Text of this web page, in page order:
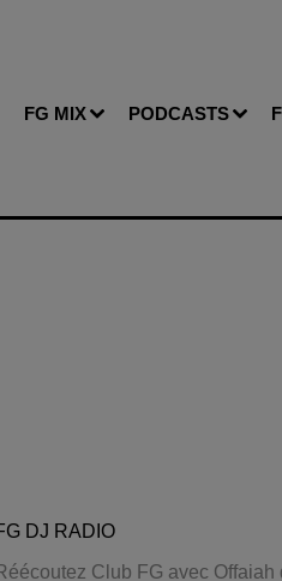
FG MIX PODCASTS
DJ RADIO
Club FG avec